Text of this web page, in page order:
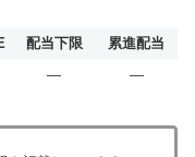
配当下限
累進配当
― ―